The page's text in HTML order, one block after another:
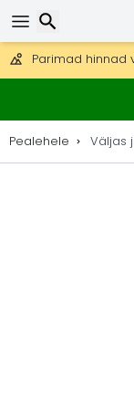
Saab saata ka DHL
30 päeva
Parimad hinnad
Pealehele Väljas